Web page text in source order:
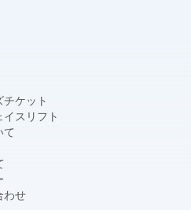
チケット
イスリフト
て
わせ